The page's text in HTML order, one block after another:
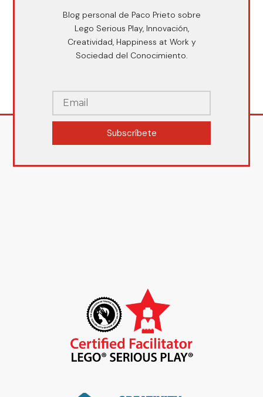
Blog personal de Paco Prieto sobre
Lego Serious Play, Innovación,
Creatividad, Happiness at Work y
Sociedad del Conocimiento.
Subscríbete